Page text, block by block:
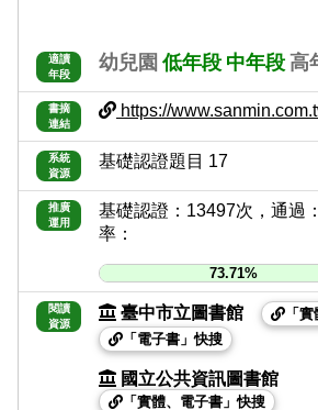
適讀
年段
幼兒園 低年段 中年段 高
書摘
連結
https://
系統
資源
基礎認證題目 17
推廣
運用
基礎認證：13497次，通過
率：
73.71%
閱讀
資源
臺中市立圖書館
「
「電子書」快搜
國立公共資訊圖書館
「實體、電子書」快搜